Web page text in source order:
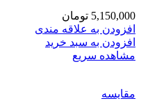
5,150,000 تومان
افزودن به علاقه مندی
افزودن به سبد خرید
مشاهده سریع
مقایسه